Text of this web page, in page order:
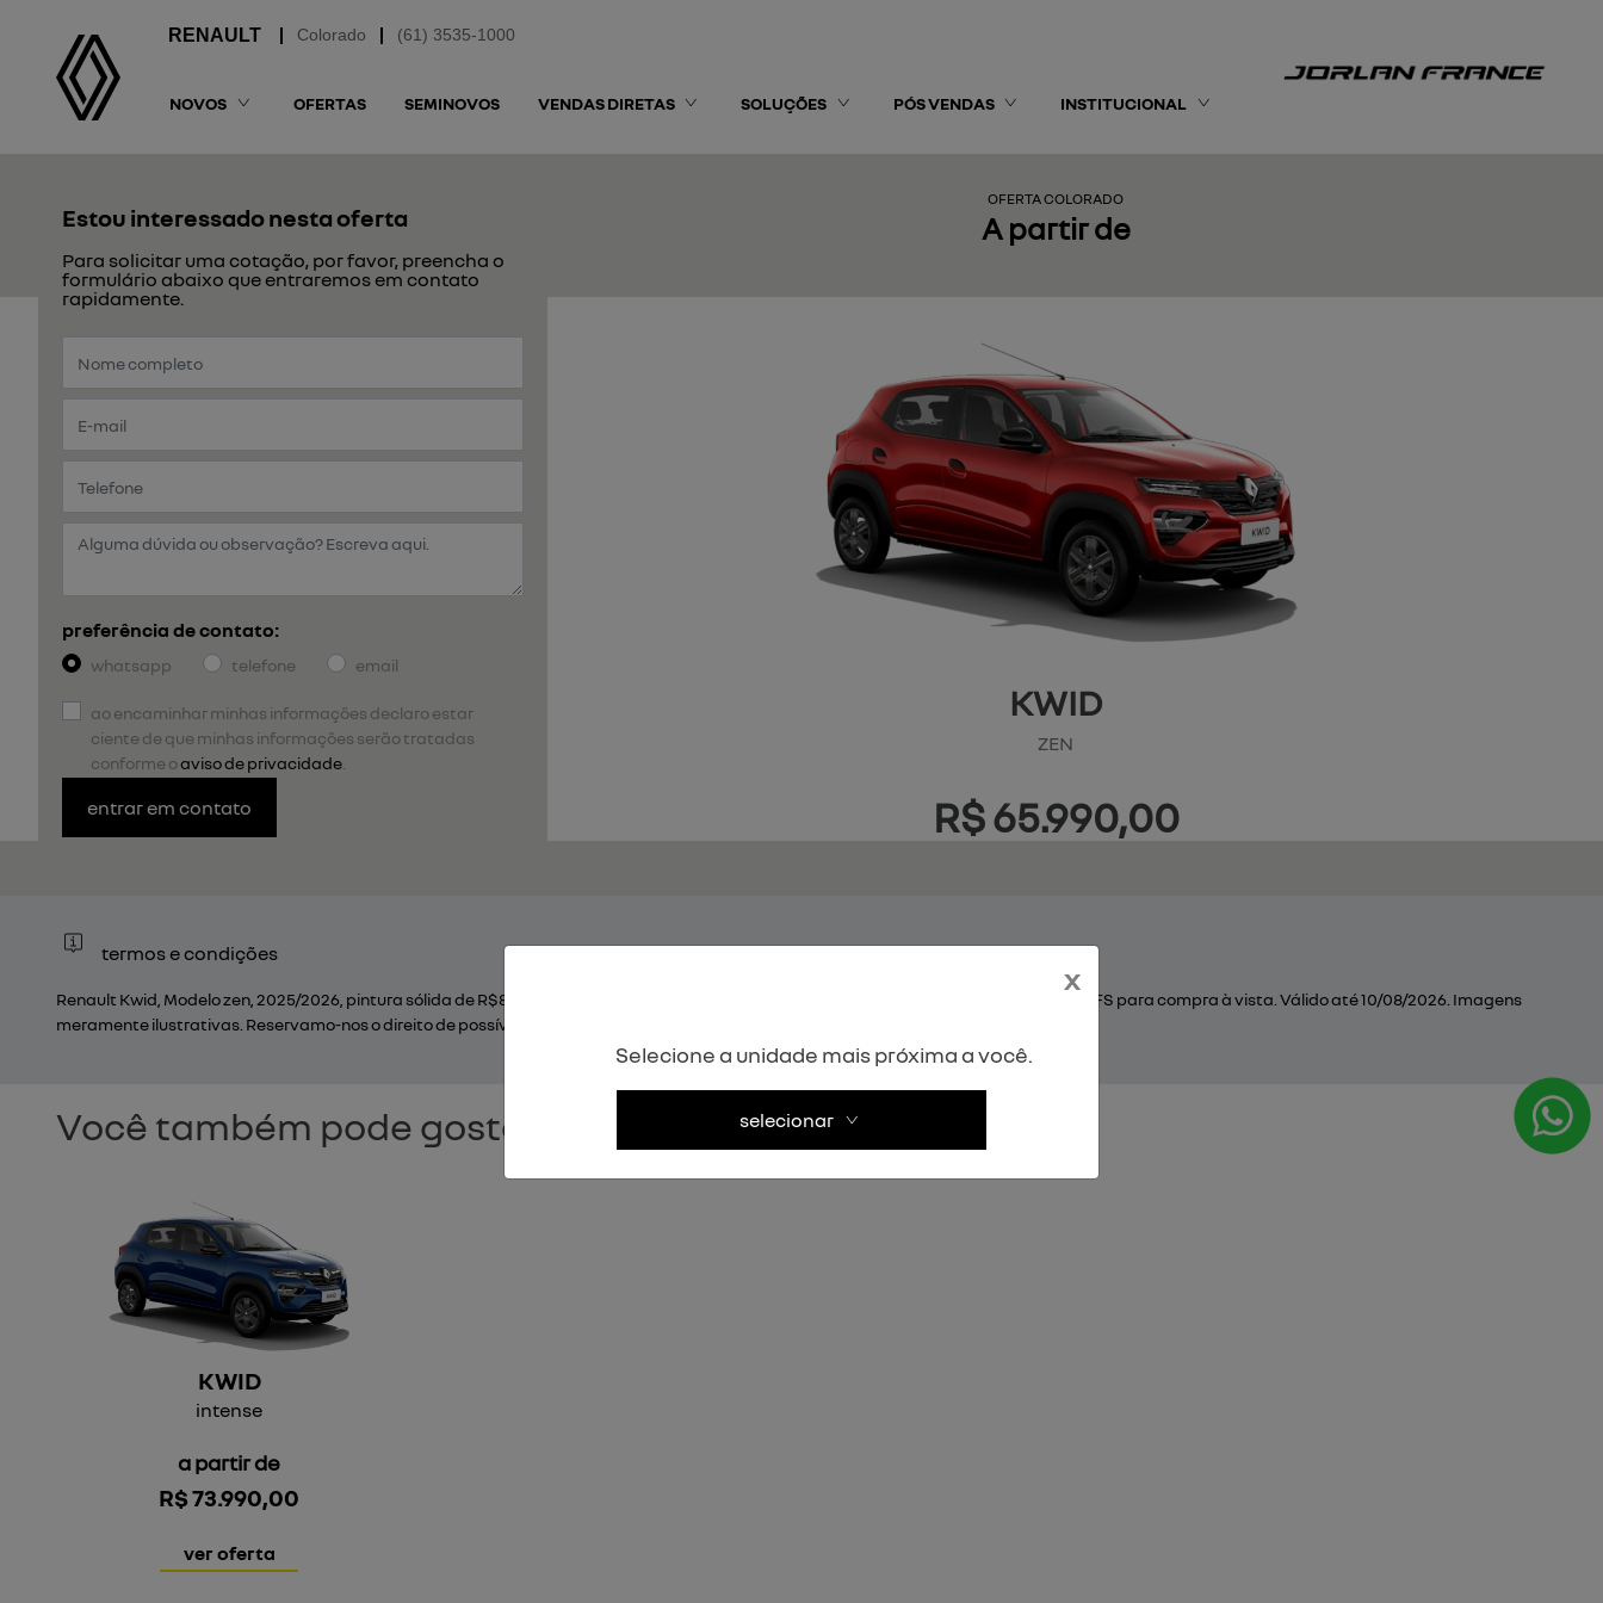
(61) 3535-1000
Colorado
NOVOS OFERTAS SEMINOVOS VENDAS DIRETAS SOLUÇÕES PÓS VENDAS INSTITUCIONAL
OFERTA COLORADO
A partir de
KWID
ZEN
R$ 65.990,00
Estou interessado nesta oferta
Para solicitar uma cotação, por favor, preencha o
formulário abaixo que entraremos em contato
rapidamente.
preferência de contato:
whatsapp telefone email
ao encaminhar minhas informações declaro estar
ciente de que minhas informações serão tratadas
conforme oaviso de privacidade
entrar em contato
termos e condições
Renault Kwid, Modelo zen, 2025/2026, pintura sólida de R$82.790,00 por R$65.990,00, Condição a vista ou financiamento que não seja MFS para compra à vista. Válido até 10/08/2026. Imagens
meramente ilustrativas. Reservamo-nos o direito de possíveis erros de digitação.
Você também pode gostar de:
KWID
intense
a partir de
R$ 73.990,00
ver oferta
x
Selecione a unidade mais próxima a você.
selecionar